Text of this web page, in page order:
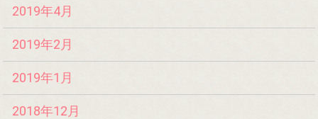
2019年4月
2019年2月
2019年1月
2018年12月